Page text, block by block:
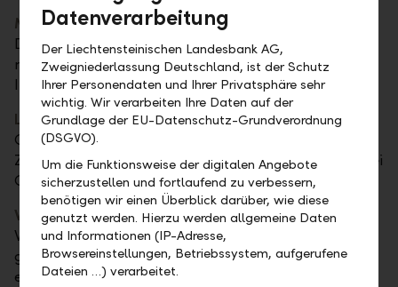
Mittelfristig:In Schwung kommen
Die richtige Trittfrequenz bringt Sie zügig voran. Ihre
mittelfristige Planung sorgt für Stabilität und hilft
Ihnen, regelmässige Einkommen zu generieren.
Langfristig:Lange Distanzen meistern
Gemeinsam planen wir so, dass Sie Ihre langfristigen
Ziele erreichen, ohne sich zu verausgaben – selbst bei
Gegenwind.
Weitergabe:Spuren hinterlassen
Wir helfen Ihnen, Ihr Vermögen
generationenübergreifend zu strukturieren - über die
eigene Fahrt hinaus.
Datenverarbeitung
Der Liechtensteinischen Landesbank AG,
Zweigniederlassung Deutschland, ist der Schutz
Ihrer Personendaten und Ihrer Privatsphäre sehr
wichtig. Wir verarbeiten Ihre Daten auf der
Grundlage der EU-Datenschutz-Grundverordnung
(DSGVO).
Um die Funktionsweise der digitalen Angebote
sicherzustellen und fortlaufend zu verbessern,
benötigen wir einen Überblick darüber, wie diese
genutzt werden. Hierzu werden allgemeine Daten
und Informationen (IP-Adresse,
Browsereinstellungen, Betriebssystem, aufgerufene
Dateien …) verarbeitet.